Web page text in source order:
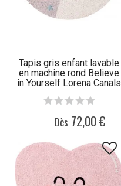
Tapis gris enfant lavable
en machine rond Believe
in Yourself Lorena Canals
Dès 72,00 €